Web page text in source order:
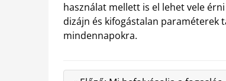
használat mellett is el lehet vele
dizájn és kifogástalan paraméterek
mindennapokra.